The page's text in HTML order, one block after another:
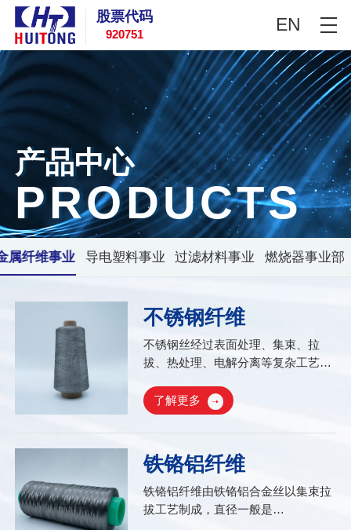
股票代码
920751 EN
产品中心
PRODUCTS
属纤维事业 导电塑料事业 过滤材料事业 燃烧器事业部
不锈钢纤维
不锈钢丝经过表面处理、集束、拉
拔、热处理、电解分离等复杂工艺流
有金属性能之外还具有优异的导热、
耐腐蚀等特性，又具有类似其他纺织
纤维的柔软性及高比表面等特性，是
生产各种不锈钢纤维制品的基材...
了解更多
铁铬铝纤维
铁铬铝纤维由铁铬铝合金丝以集束拉
拔工艺制成，直径一般是